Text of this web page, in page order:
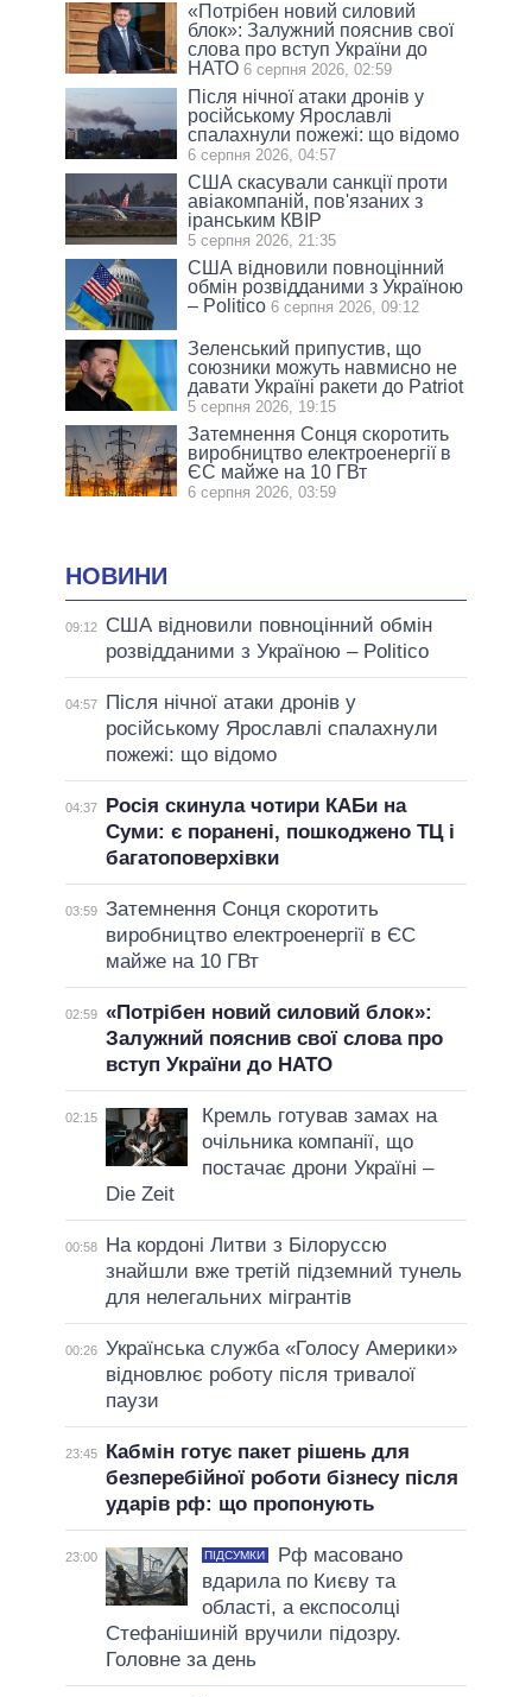
«Потрібен новий силовий
блок»: Залужний пояснив свої
слова про вступ України до
НАТО 6 серпня 2026, 02:59
Після нічної атаки дронів у
російському Ярославлі
спалахнули пожежі: що відомо
6 серпня 2026, 04:57
США скасували санкції проти
авіакомпаній, пов'язаних з
іранським КВІР
5 серпня 2026, 21:35
США відновили повноцінний
обмін розвідданими з Україною
– Politico 6 серпня 2026, 09:12
Зеленський припустив, що
союзники можуть навмисно не
давати Україні ракети до Patriot
5 серпня 2026, 19:15
Затемнення Сонця скоротить
виробництво електроенергії в
ЄС майже на 10 ГВт
6 серпня 2026, 03:59
НОВИНИ
09:12
США відновили повноцінний обмін
розвідданими з Україною – Politico
04:57
Після нічної атаки дронів у
російському Ярославлі спалахнули
пожежі: що відомо
04:37
Росія скинула чотири КАБи на
Суми: є поранені, пошкоджено ТЦ і
багатоповерхівки
03:59 Затемнення Сонця скоротить
виробництво електроенергії в ЄС
майже на 10 ГВт
02:59 «Потрібен новий силовий блок»:
Залужний пояснив свої слова про
вступ України до НАТО
02:15
Кремль готував замах на
очільника компанії, що
постачає дрони Україні –
Die Zeit
00:58
На кордоні Литви з Білоруссю
знайшли вже третій підземний тунель
для нелегальних мігрантів
00:26 Українська служба «Голосу Америки»
відновлює роботу після тривалої
паузи
23:45
Кабмін готує пакет рішень для
безперебійної роботи бізнесу після
ударів рф: що пропонують
23:00 ПІДСУМКИ
Рф масовано
вдарила по Києву та
області, а експосолці
Стефанішиній вручили підозру.
Головне за день